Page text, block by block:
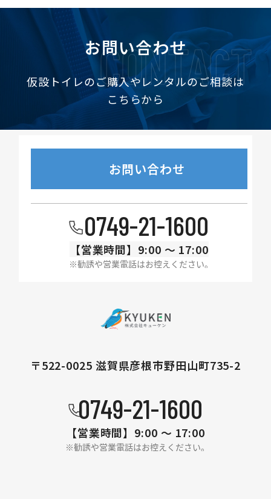
CONTACT
お問い合わせ
仮設トイレのご購入やレンタルのご相談は
こちらから
お問い合わせ
0749-21-1600
【営業時間】 9:00 〜 17:00
〒522-0025 滋賀県彦根市野田山町735-2
0749-21-1600
【営業時間】 9:00 〜 17:00